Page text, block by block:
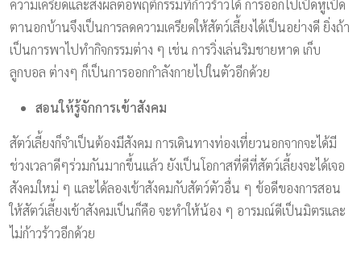
ความเครียดและส่งผลต่อพฤติกรรมที่ก้าวร้าวได้ การออกไปเปิดหูเปิด
ตานอกบ้านจึงเป็นการลดความเครียดให้สัตว์เลี้ยงได้เป็นอย่างดี ยิ่งถ้า
เป็นการพาไปทำกิจกรรมต่าง ๆ เช่น การวิ่งเล่นริมชายหาด เก็บ
ลูกบอล ต่างๆ ก็เป็นการออกกำลังกายไปในตัวอีกด้วย
สอนให้รู้จักการเข้าสังคม
สัตว์เลี้ยงก็จำเป็นต้องมีสังคม การเดินทางท่องเที่ยวนอกจากจะได้มี
ช่วงเวลาดีๆร่วมกันมากขึ้นแล้ว ยังเป็นโอกาสที่ดีที่สัตว์เลี้ยงจะได้เจอ
สังคมใหม่ ๆ และได้ลองเข้าสังคมกับสัตว์ตัวอื่น ๆ ข้อดีของการสอน
ให้สัตว์เลี้ยงเข้าสังคมเป็นก็คือ จะทำให้น้อง ๆ อารมณ์ดีเป็นมิตรและ
ไม่ก้าวร้าวอีกด้วย